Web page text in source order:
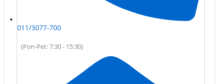
011/3077-700
(Pon-Pet: 7:30 - 15:30)